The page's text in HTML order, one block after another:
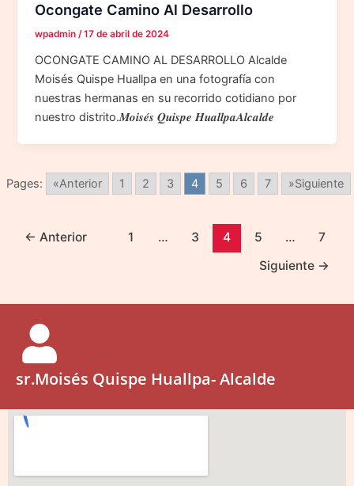
Ocongate Camino Al Desarrollo
wpadmin/17 de abril de 2024
OCONGATE CAMINO AL DESARROLLO Alcalde
Moisés Quispe Huallpa en una fotografía con
nuestras hermanas en su recorrido cotidiano por
nuestro distrito.𝑴𝒐𝒊𝒔𝒆́𝒔 𝑸𝒖𝒊𝒔𝒑𝒆 𝑯𝒖𝒂𝒍𝒍𝒑𝒂𝑨𝒍𝒄𝒂𝒍𝒅𝒆
Pages: «Anterior 1 2 3 4 5 6 7 »Siguiente
← Anterior 1 … 3 4 5 …
7
Siguiente →
sr.Moisés Quispe Huallpa- Alcalde